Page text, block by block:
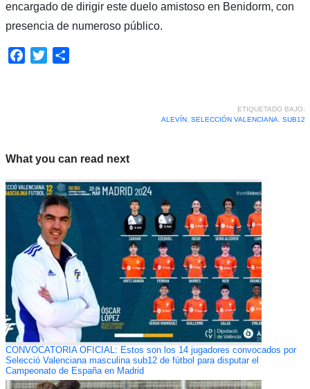
encargado de dirigir este duelo amistoso en Benidorm, con
presencia de numeroso público.
Facebook
Twitter
ETIQUETADO BAJO:
ALEVÍN, SELECCIÓN VALENCIANA SUB12
What you can read next
CONVOCATORIA OFICIAL: Estos son los 14 jugadores convocados por
Selecció Valenciana masculina sub12 de fútbol para disputar el
Campeonato de España en Madrid